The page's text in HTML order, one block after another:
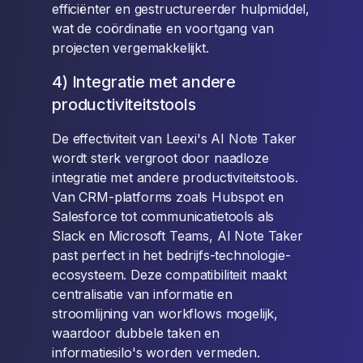
efficiënter en gestructureerder hulpmiddel,
wat de coördinatie en voortgang van
projecten vergemakkelijkt.
4) Integratie met andere
productiviteitstools
De effectiviteit van Leexi's AI Note Taker
wordt sterk vergroot door naadloze
integratie met andere productiviteitstools.
Van CRM-platforms zoals Hubspot en
Salesforce tot communicatietools als
Slack en Microsoft Teams, AI Note Taker
past perfect in het bedrijfs-technologie-
ecosysteem. Deze compatibiliteit maakt
centralisatie van informatie en
stroomlijning van workflows mogelijk,
waardoor dubbele taken en
informatiesilo's worden vermeden.